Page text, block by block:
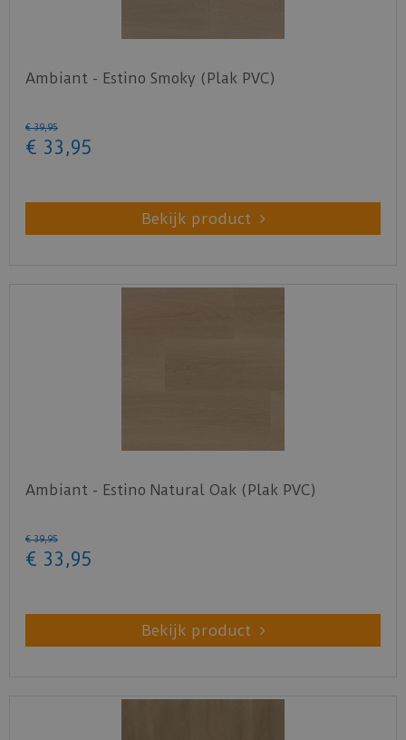
Ambiant - Estino Smoky (Plak PVC)
€ 39,95
€ 33 ,95
Bekijk product
Ambiant - Estino Natural Oak (Plak PVC)
€ 39,95
€ 33 ,95
Bekijk product